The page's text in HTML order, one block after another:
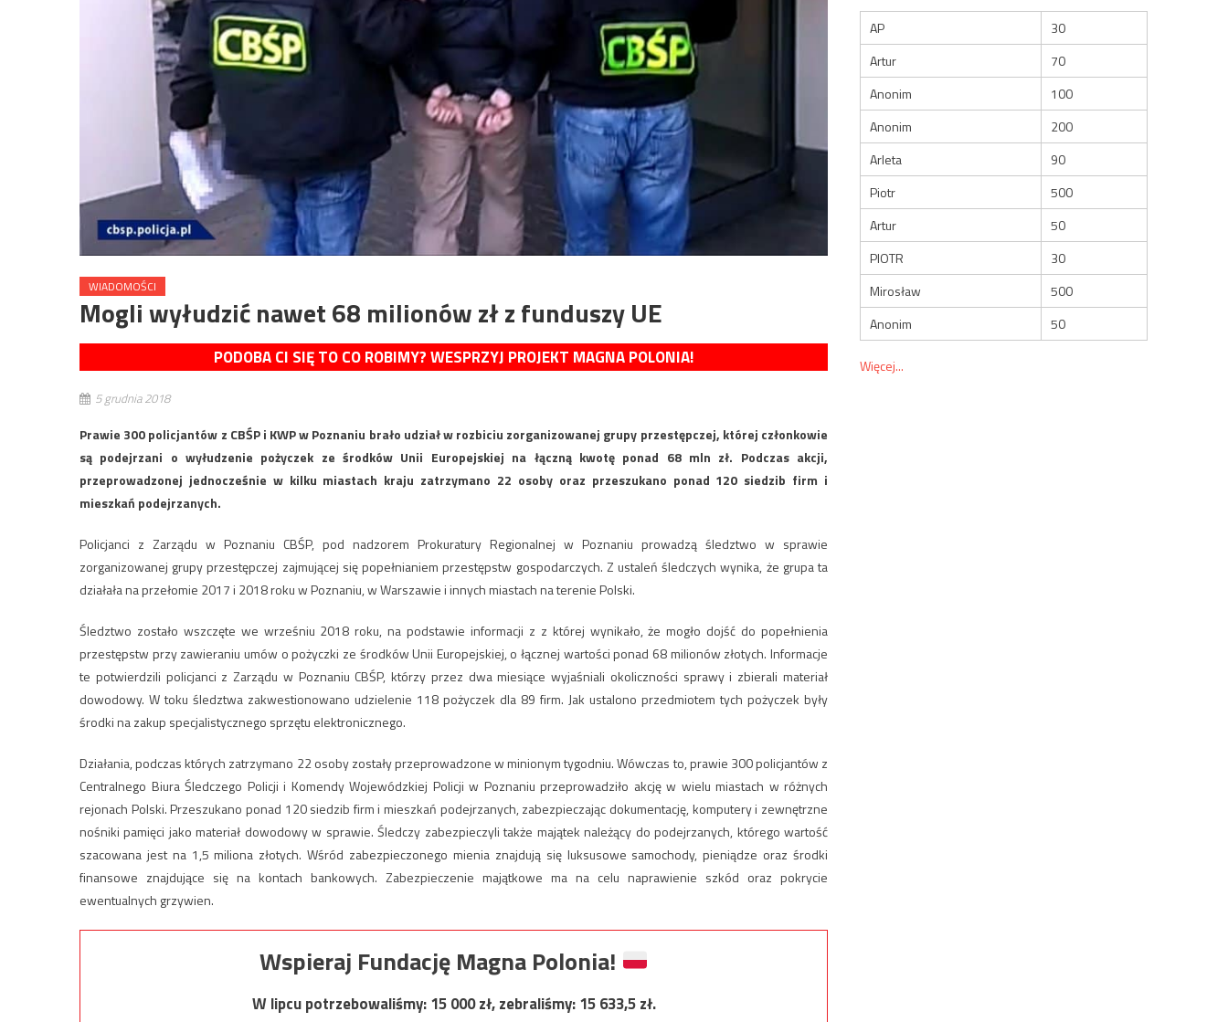
WIADOMOŚCI
Mogli wyłudzić nawet 68 milionów zł z funduszy UE
PODOBA CI SIĘ TO CO ROBIMY? WESPRZYJ PROJEKT MAGNA POLONIA!
5 grudnia 2018
Prawie 300 policjantów z CBŚP i KWP w Poznaniu brało udział w rozbiciu zorganizowanej grupy przestępczej, której członkowie
są podejrzani o wyłudzenie pożyczek ze środków Unii Europejskiej na łączną kwotę ponad 68 mln zł. Podczas akcji,
przeprowadzonej jednocześnie w kilku miastach kraju zatrzymano 22 osoby oraz przeszukano ponad 120 siedzib firm i
mieszkań podejrzanych.
Policjanci z Zarządu w Poznaniu CBŚP, pod nadzorem Prokuratury Regionalnej w Poznaniu prowadzą śledztwo w sprawie
zorganizowanej grupy przestępczej zajmującej się popełnianiem przestępstw gospodarczych. Z ustaleń śledczych wynika, że grupa ta
działała na przełomie 2017 i 2018 roku w Poznaniu, w Warszawie i innych miastach na terenie Polski.
Śledztwo zostało wszczęte we wrześniu 2018 roku, na podstawie informacji z z której wynikało, że mogło dojść do popełnienia
przestępstw przy zawieraniu umów o pożyczki ze środków Unii Europejskiej, o łącznej wartości ponad 68 milionów złotych. Informacje
te potwierdzili policjanci z Zarządu w Poznaniu CBŚP, którzy przez dwa miesiące wyjaśniali okoliczności sprawy i zbierali materiał
dowodowy. W toku śledztwa zakwestionowano udzielenie 118 pożyczek dla 89 firm. Jak ustalono przedmiotem tych pożyczek były
środki na zakup specjalistycznego sprzętu elektronicznego.
Działania, podczas których zatrzymano 22 osoby zostały przeprowadzone w minionym tygodniu. Wówczas to, prawie 300 policjantów z
Centralnego Biura Śledczego Policji i Komendy Wojewódzkiej Policji w Poznaniu przeprowadziło akcję w wielu miastach w różnych
rejonach Polski. Przeszukano ponad 120 siedzib firm i mieszkań podejrzanych, zabezpieczając dokumentację, komputery i zewnętrzne
nośniki pamięci jako materiał dowodowy w sprawie. Śledczy zabezpieczyli także majątek należący do podejrzanych, którego wartość
szacowana jest na 1,5 miliona złotych. Wśród zabezpieczonego mienia znajdują się luksusowe samochody, pieniądze oraz środki
finansowe znajdujące się na kontach bankowych. Zabezpieczenie majątkowe ma na celu naprawienie szkód oraz pokrycie
ewentualnych grzywien.
Wspieraj Fundację Magna Polonia!
W lipcu potrzebowaliśmy:15 000zł, zebraliśmy:15 633,5zł.
AP
30
Artur
70
Anonim
100
Anonim
200
Arleta
90
Piotr
500
Artur
50
PIOTR
30
Mirosław
500
Anonim
50
Więcej...